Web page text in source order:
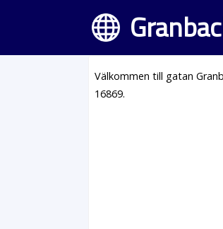
Välkommen till gatan
16869.